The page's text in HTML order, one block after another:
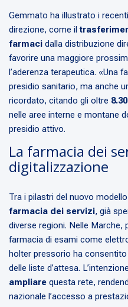
Gemmato ha illustrato i
direzione, come il
farmaci dalla distribuzione
favorire una maggiore
l’aderenza terapeutica. «Una
presidio sanitario, ma anche
ricordato, citando gli oltre
nelle aree interne e montane
presidio attivo.
La farmacia dei
digitalizzazione
Tra i pilastri del nuovo
farmacia dei servizi, già
diverse regioni. Nelle Marche,
farmacia di esami come
holter pressorio ha
delle liste d’attesa.
ampliare questa rete,
nazionale l’accesso a